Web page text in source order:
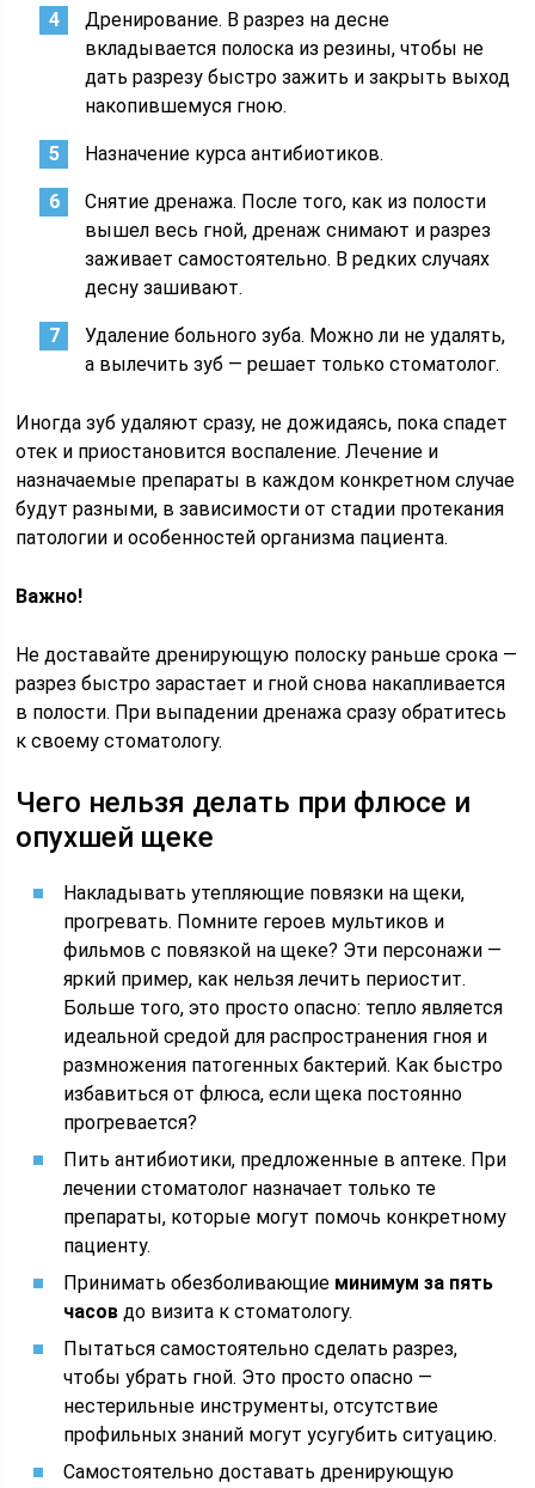
Дренирование. В разрез на десне
вкладывается полоска из резины, чтобы не
дать разрезу быстро зажить и закрыть выход
накопившемуся гною.
Назначение курса антибиотиков.
Снятие дренажа. После того, как из полости
вышел весь гной, дренаж снимают и разрез
заживает самостоятельно. В редких случаях
десну зашивают.
Удаление больного зуба. Можно ли не удалять,
а вылечить зуб — решает только стоматолог.
Иногда зуб удаляют сразу, не дожидаясь, пока спадет
отек и приостановится воспаление. Лечение и
назначаемые препараты в каждом конкретном случае
будут разными, в зависимости от стадии протекания
патологии и особенностей организма пациента.
Важно!
Не доставайте дренирующую полоску раньше срока —
разрез быстро зарастает и гной снова накапливается
в полости. При выпадении дренажа сразу обратитесь
к своему стоматологу.
Чего нельзя делать при флюсе и
опухшей щеке
Накладывать утепляющие повязки на щеки,
прогревать. Помните героев мультиков и
фильмов с повязкой на щеке? Эти персонажи —
яркий пример, как нельзя лечить периостит.
Больше того, это просто опасно: тепло является
идеальной средой для распространения гноя и
размножения патогенных бактерий. Как быстро
избавиться от флюса, если щека постоянно
прогревается?
Пить антибиотики, предложенные в аптеке. При
лечении стоматолог назначает только те
препараты, которые могут помочь конкретному
пациенту.
Принимать обезболивающие минимум за пять
часов до визита к стоматологу.
Пытаться самостоятельно сделать разрез,
чтобы убрать гной. Это просто опасно —
нестерильные инструменты, отсутствие
профильных знаний могут усугубить ситуацию.
Самостоятельно доставать дренирующую